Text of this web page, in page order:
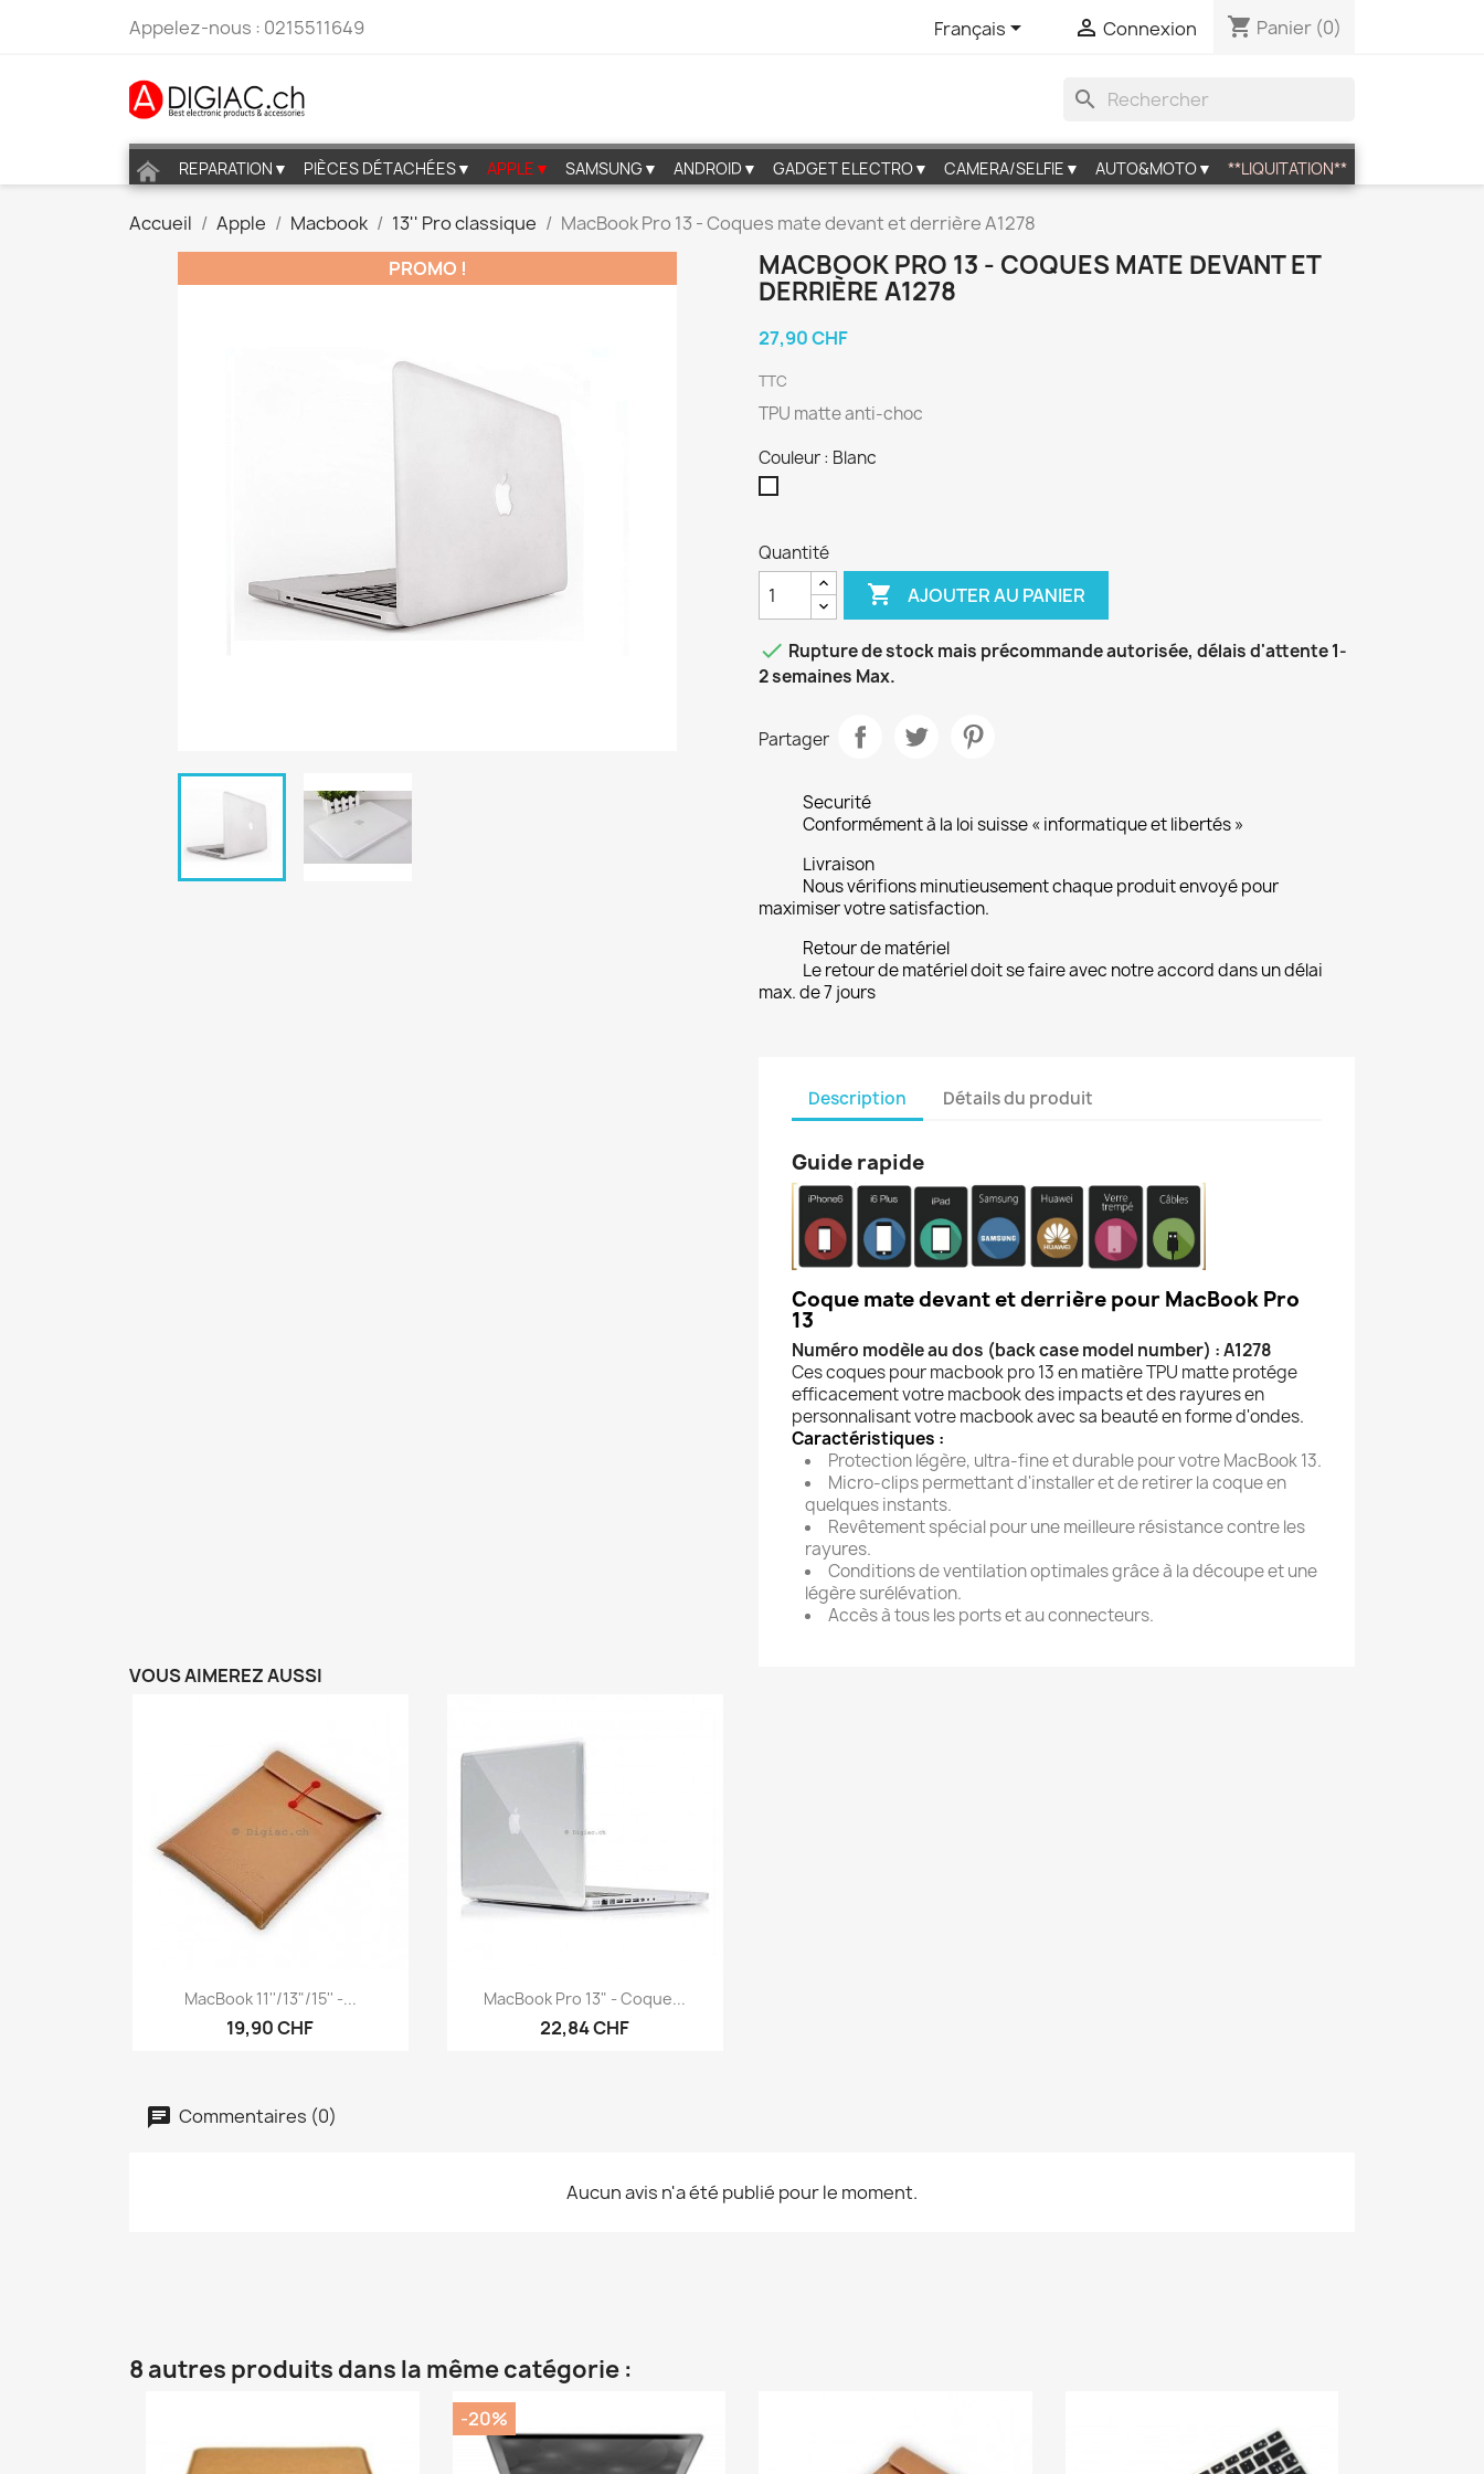
Appelez-nous : 0215511649 Français  Connexion shopping_cart Panier (0)
search
REPARATION▼ PIÈCES DÉTACHÉES▼ APPLE▼ SAMSUNG▼ ANDROID▼ GADGET ELECTRO▼ CAMERA/SELFIE▼ AUTO&MOTO▼ **LIQUITATION**
Accueil Apple Macbook 13'' Pro classique
MacBook Pro 13 - Coques mate devant et derrière A1278
PROMO !
MACBOOK PRO 13 - COQUES MATE DEVANT ET
DERRIÈRE A1278
27,90 CHF
TTC
TPU matte anti-choc
Couleur : Blanc
Quantité
 AJOUTER AU PANIER
 Rupture de stock mais précommande autorisée, délais d'attente 1-
2 semaines Max.
Partager
Securité
Conformément à la loi suisse « informatique et libertés »
Livraison
Nous vérifions minutieusement chaque produit envoyé pour
maximiser votre satisfaction.
Retour de matériel
Le retour de matériel doit se faire avec notre accord dans un délai
max. de 7 jours
Description Détails du produit
Guide rapide
Coque mate devant et derrière pour MacBook Pro
13
Numéro modèle au dos (back case model number) : A1278
Ces coques pour macbook pro 13 en matière TPU matte protége
efficacement votre macbook des impacts et des rayures en
personnalisant votre macbook avec sa beauté en forme d'ondes.
Caractéristiques :
Protection légère, ultra-fine et durable pour votre MacBook 13.
Micro-clips permettant d'installer et de retirer la coque en
quelques instants.
Revêtement spécial pour une meilleure résistance contre les
rayures.
Conditions de ventilation optimales grâce à la découpe et une
légère surélévation.
Accès à tous les ports et au connecteurs.
VOUS AIMEREZ AUSSI
Aperçu rapide
MacBook 11''/13"/15'' -...
19,90 CHF
Aperçu rapide
MacBook Pro 13" - Coque...
22,84 CHF
Commentaires (0)
Aucun avis n'a été publié pour le moment.
8 autres produits dans la même catégorie :
-20%